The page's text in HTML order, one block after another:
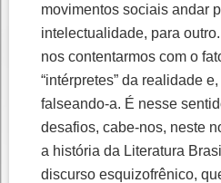
movimentos sociais andar
intelectualidade, para
nos contentarmos com o
“intérpretes” da realidade
falseando-a. É nesse
desafios, cabe-nos, neste
a história da Literatura
discurso esquizofrênico,